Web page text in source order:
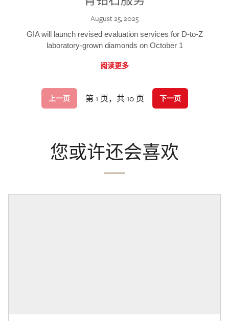
August 25, 2025
GIA will launch revised evaluation services for D-to-Z
laboratory-grown diamonds on October 1
阅读更多
上一页 第 1 页，共 10 页 下一页
您或许还会喜欢